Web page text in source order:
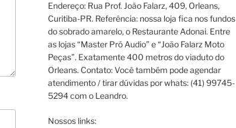
Endereço: Rua Prof. João Falarz, 409, Orleans,
Curitiba-PR. Referência: nossa loja fica nos fundos
do sobrado amarelo, o Restaurante Adonai. Entre
as lojas “Master Pró Audio” e “João Falarz Moto
Peças”. Exatamente 400 metros do viaduto do
Orleans. Contato: Você também pode agendar
atendimento / tirar dúvidas por whats: (41) 99745-
5294 com o Leandro.
Nossos links: